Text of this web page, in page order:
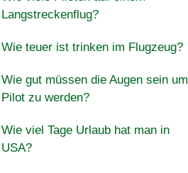
Langstreckenflug?
Wie teuer ist trinken im Flugzeug?
Wie gut müssen die Augen sein um
Pilot zu werden?
Wie viel Tage Urlaub hat man in
USA?